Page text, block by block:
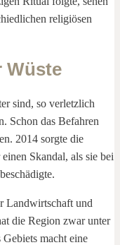
religiösen
Wüste
sind, so verletzlich
Schon das Befahren
2014 sorgte die
Skandal, als sie bei
Landwirtschaft und
die Region zwar unter
macht eine